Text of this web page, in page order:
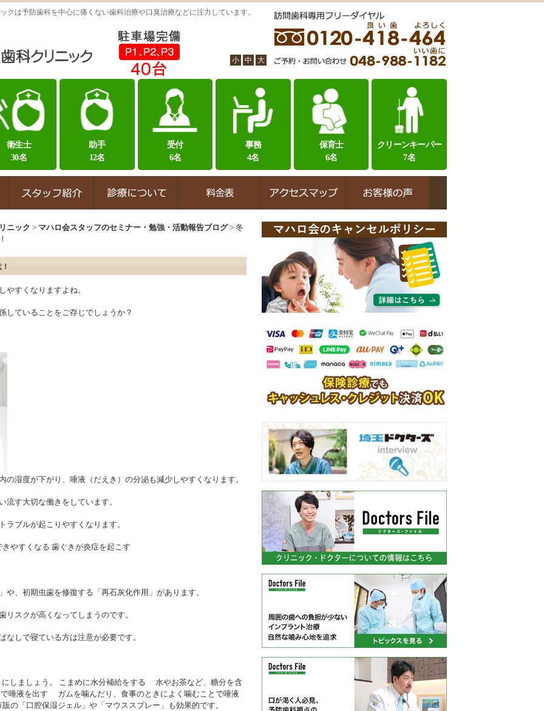
クは予防歯科を中心に痛くない歯科治療や口臭治療などに注力しています。
小 中 大
衛生士
30名
助手
12名
受付
6名
事務
4名
保育士
6名
クリーンキーパー
7名
ニック > マハロ会スタッフのセミナー・勉強・活動報告ブログ> 冬
やすくなりますよね。
していることをご存じでしょうか？
湿度が下がり、唾液（だえき）の分泌も減少しやすくなります。
す大切な働きをしています。
ラブルが起こりやすくなります。
やすくなる 歯ぐきが炎症を起こす
、初期虫歯を修復する「再石灰化作用」があります。
スクが高くなってしまうのです。
しで寝ている方は注意が必要です。
しましょう。 こまめに水分補給をする 水やお茶など、糖分を含
唾液を出す ガムを噛んだり、食事のときによく噛むことで唾液
「口腔保湿ジェル」や「マウススプレー」も効果的です。